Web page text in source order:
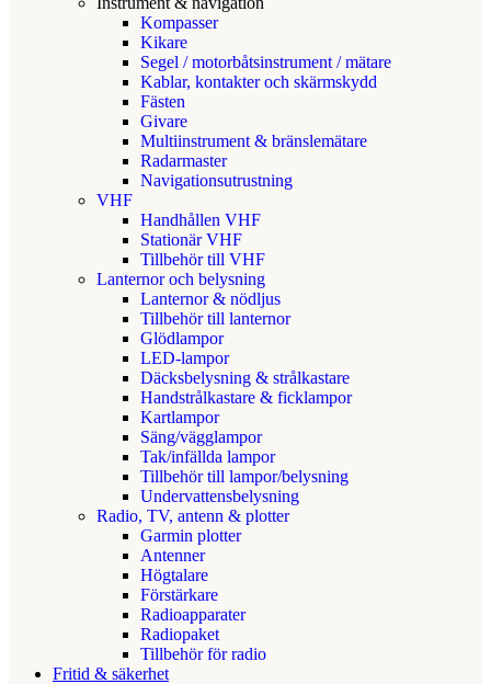
Kompasser
Kikare
Segel / motorbåtsinstrument / mätare
Kablar, kontakter och skärmskydd
Fästen
Givare
Multiinstrument & bränslemätare
Radarmaster
Navigationsutrustning
VHF
Handhållen VHF
Stationär VHF
Tillbehör till VHF
Lanternor och belysning
Lanternor & nödljus
Tillbehör till lanternor
Glödlampor
LED-lampor
Däcksbelysning & strålkastare
Handstrålkastare & ficklampor
Kartlampor
Säng/vägglampor
Tak/infällda lampor
Tillbehör till lampor/belysning
Undervattensbelysning
Radio, TV, antenn & plotter
Garmin plotter
Antenner
Högtalare
Förstärkare
Radioapparater
Radiopaket
Tillbehör för radio
Fritid & säkerhet